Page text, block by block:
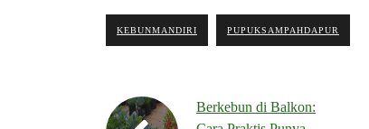
KEBUNMANDIRI PUPUKSAMPAHDAPUR
Berkebun di Balkon: